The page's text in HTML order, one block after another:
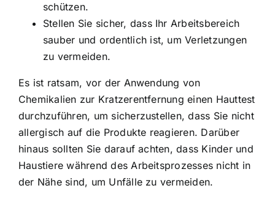
schützen.
Stellen Sie sicher, dass Ihr Arbeitsbereich
sauber und ordentlich ist, um Verletzungen
zu vermeiden.
Es ist ratsam, vor der Anwendung von
Chemikalien zur Kratzerentfernung einen Hauttest
durchzuführen, um sicherzustellen, dass Sie nicht
allergisch auf die Produkte reagieren. Darüber
hinaus sollten Sie darauf achten, dass Kinder und
Haustiere während des Arbeitsprozesses nicht in
der Nähe sind, um Unfälle zu vermeiden.